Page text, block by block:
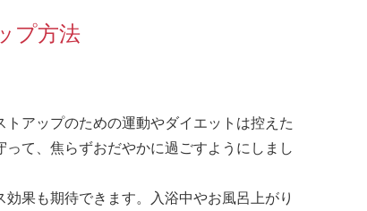
プ方法
アップのための運動やダイエットは控えた
て、焦らずおだやかに過ごすようにしまし
果も期待できます。入浴中やお風呂上がり